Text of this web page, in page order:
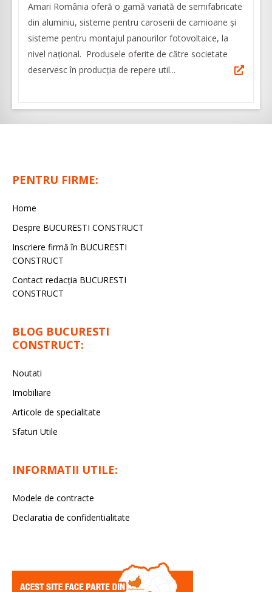
Amari România oferă o gamă variată de semifabricate
din aluminiu, sisteme pentru caroserii de camioane şi
sisteme pentru montajul panourilor fotovoltaice, la
nivel naţional. Produsele oferite de către societate
deservesc în producţia de repere util...
PENTRU FIRME:
Home
Despre BUCURESTI CONSTRUCT
Inscriere firmă în BUCURESTI
CONSTRUCT
Contact redacţia BUCURESTI
CONSTRUCT
BLOG BUCURESTI
CONSTRUCT:
Noutati
Imobiliare
Articole de specialitate
Sfaturi Utile
INFORMATII UTILE:
Modele de contracte
Declaratia de confidentialitate